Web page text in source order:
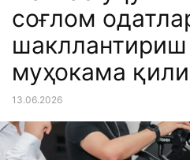
соғлом
муҳокама
13.06.2026